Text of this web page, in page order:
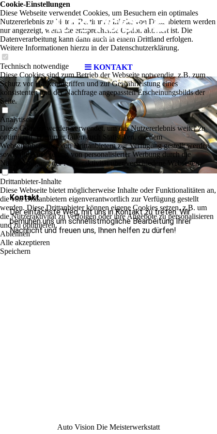
KONTAKT
Kontakt
Der einfachste Weg, mit uns in Kontakt zu treten. Wir
bemühen uns um schnellstmögliche Bearbeitung Ihrer
Nachricht und freuen uns, Ihnen helfen zu dürfen!
Auto Vision Die Meisterwerkstatt
Cookie-Einstellungen
Diese Webseite verwendet Cookies, um Besuchern ein optimales
Nutzererlebnis zu bieten. Bestimmte Inhalte von Drittanbietern werden
nur angezeigt, wenn die entsprechende Option aktiviert ist. Die
Datenverarbeitung kann dann auch in einem Drittland erfolgen.
Weitere Informationen hierzu in der Datenschutzerklärung.
Technisch notwendige
Diese Cookies sind zum Betrieb der Webseite notwendig, z.B. zum
Schutz vor Hackerangriffen und zur Gewährleistung eines
konsistenten und der Nachfrage angepassten Erscheinungsbilds der
Seite.
Analytische
Diese Cookies werden verwendet, um das Nutzererlebnis weiter zu
optimieren. Hierunter fallen auch Statistiken, die dem
Webseitenbetreiber von Drittanbietern zur Verfügung gestellt werden,
sowie die Ausspielung von personalisierter Werbung durch die
Nachverfolgung der Nutzeraktivität über verschiedene Webseiten.
Drittanbieter-Inhalte
Diese Webseite bietet möglicherweise Inhalte oder Funktionalitäten an,
die von Drittanbietern eigenverantwortlich zur Verfügung gestellt
werden. Diese Drittanbieter können eigene Cookies setzen, z.B. um
die Nutzeraktivität zu verfolgen oder ihre Angebote zu personalisieren
und zu optimieren.
Ablehnen
Alle akzeptieren
Speichern